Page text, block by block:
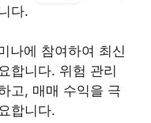
다.
나에 참여하여 최신
합니다. 위험 관리
고, 매매 수익을 극
합니다.